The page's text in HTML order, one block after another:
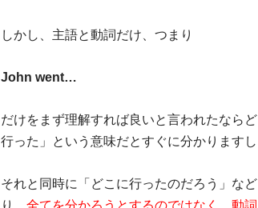
しかし、主語と動詞だけ、つまり
John went…
だけをまず理解すれば良いと言われたなら
行った」という意味だとすぐに分かります
それと同時に「どこに行ったのだろう」な
り、 全てを分かろうとするのではなく、動